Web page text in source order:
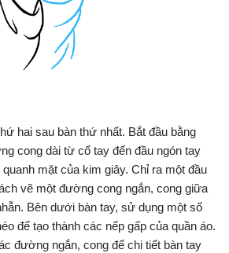
hai sau bàn thứ nhất. Bắt đầu bằng
cong dài từ cổ tay đến đầu ngón tay
mặt của kim giây. Chỉ ra một đầu
vẽ một đường cong ngắn, cong giữa
Bên dưới bàn tay, sử dụng một số
để tạo thành các nếp gấp của quần áo.
đường ngắn, cong để chi tiết bàn tay